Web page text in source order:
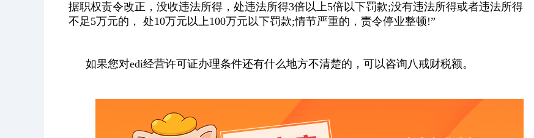
据职权责令改正，没收违法所得，处违法所得3倍以上5倍以下罚款;没有违法所得或者违法所得
不足5万元的， 处10万元以上100万元以下罚款;情节严重的，责令停业整顿!”
如果您对edi经营许可证办理条件还有什么地方不清楚的，可以咨询八戒财税额。